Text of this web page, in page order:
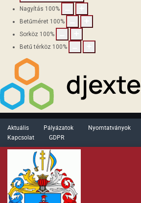
Nagyítás 100%
Betűméret 100%
Sorköz 100%
Betű térköz 100%
Aktuális Pályázatok Nyomtatványok
Kapcsolat
GDPR